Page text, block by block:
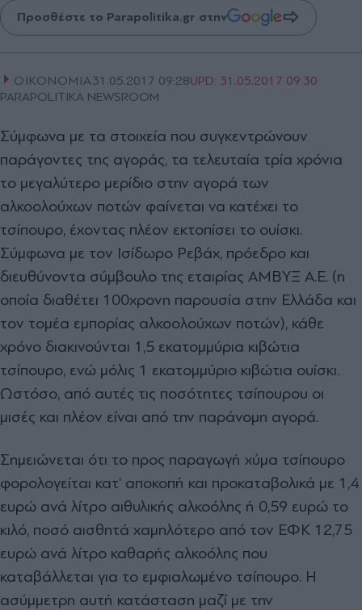
Προσθέστε το Parapolitika.gr στην
ΟΙΚΟΝΟΜΙΑ31.05.2017 09:28UPD: 31.05.2017 09:30
PARAPOLITIKA NEWSROOM
Σύμφωνα με τα στοιχεία που συγκεντρώνουν
παράγοντες της αγοράς, τα τελευταία τρία χρόνια
το μεγαλύτερο μερίδιο στην αγορά των
αλκοολούχων ποτών φαίνεται να κατέχει το
τσίπουρο, έχοντας πλέον εκτοπίσει το ουίσκι.
Σύμφωνα με τον Ισίδωρο Ρεβάχ, πρόεδρο και
διευθύνοντα σύμβουλο της εταιρίας ΑΜΒΥΞ Α.Ε. (η
οποία διαθέτει 100χρονη παρουσία στην Ελλάδα και
τον τομέα εμπορίας αλκοολούχων ποτών), κάθε
χρόνο διακινούνται 1,5 εκατομμύρια κιβώτια
τσίπουρο, ενώ μόλις 1 εκατομμύριο κιβώτια ουίσκι.
Ωστόσο, από αυτές τις ποσότητες τσίπουρου οι
μισές και πλέον είναι από την παράνομη αγορά.
Σημειώνεται ότι το προς παραγωγή χύμα τσίπουρο
φορολογείται κατ’ αποκοπή και προκαταβολικά με 1,4
ευρώ ανά λίτρο αιθυλικής αλκοόλης ή 0,59 ευρώ το
κιλό, ποσό αισθητά χαμηλότερο από τον ΕΦΚ 12,75
ευρώ ανά λίτρο καθαρής αλκοόλης που
καταβάλλεται για το εμφιαλωμένο τσίπουρο. Η
ασύμμετρη αυτή κατάσταση μαζί με την